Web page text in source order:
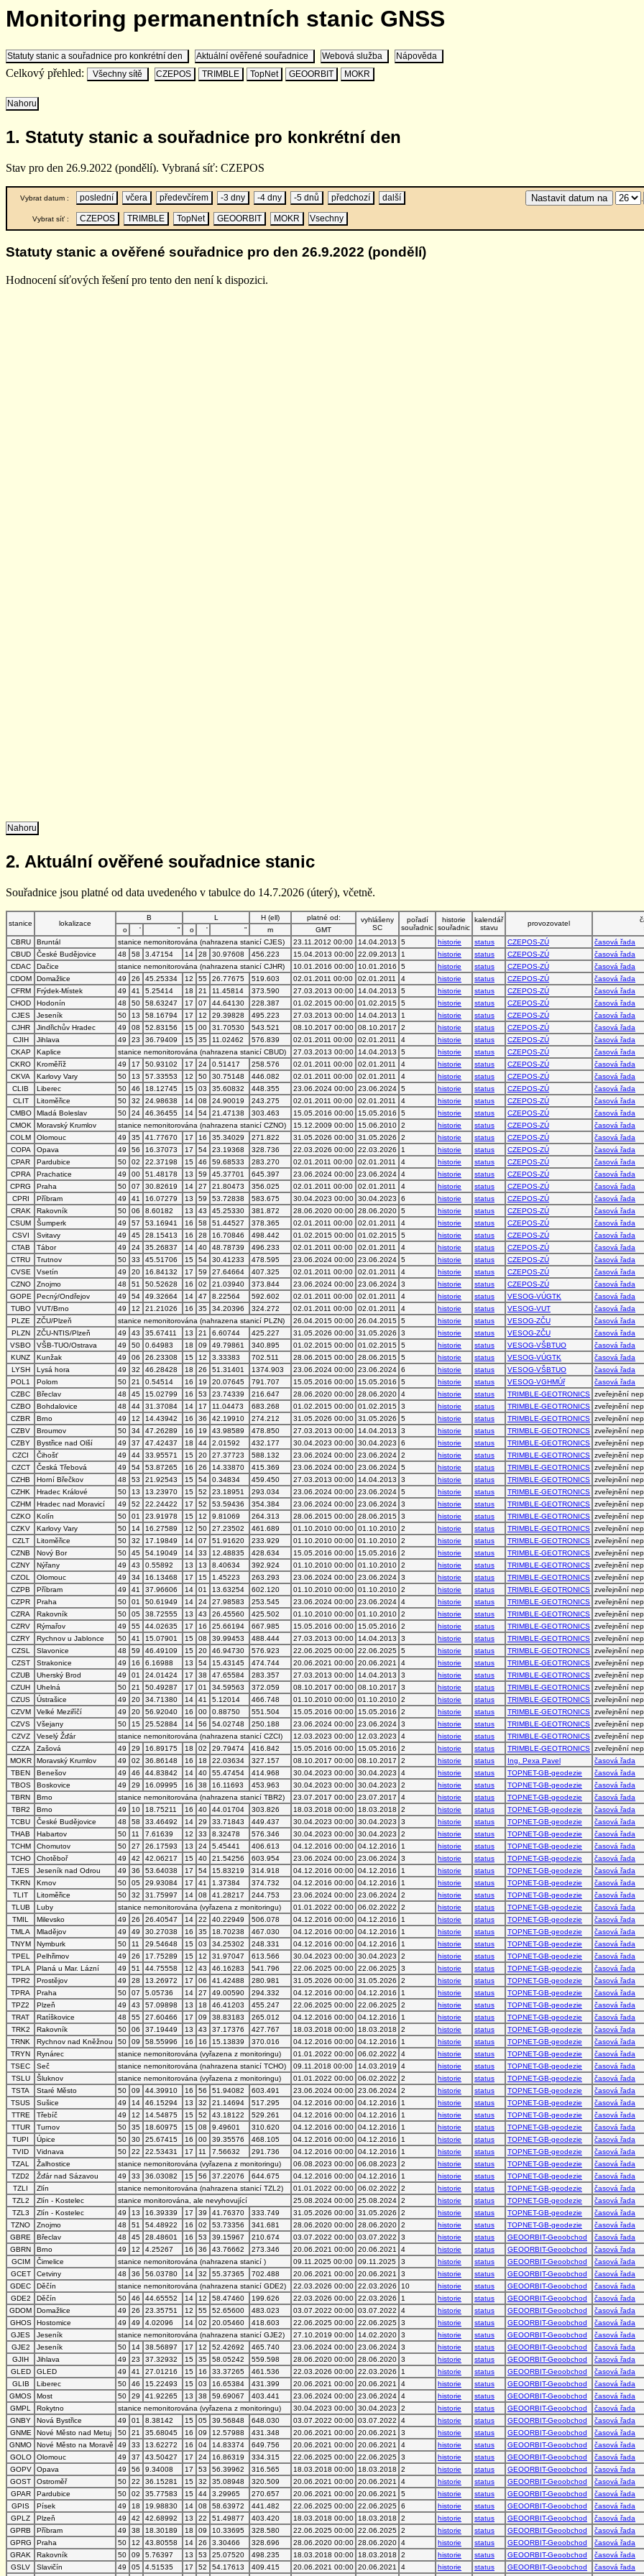
Monitoring permanentních stanic GNSS
Statuty stanic a souřadnice pro konkrétní den Aktuální ověřené souřadnice Webová služba Nápověda
Celkový přehled: Všechny sítě CZEPOS TRIMBLE TopNet GEOORBIT MOKR
Nahoru
1. Statuty stanic a souřadnice pro konkrétní den
Stav pro den 26.9.2022 (pondělí). Vybraná síť: CZEPOS
Vybrat datum : poslední včera předevčírem -3 dny -4 dny -5 dnů předchozí další .
Vybrat síť : CZEPOS TRIMBLE TopNet GEOORBIT MOKR Vsechny
Statuty stanic a ověřené souřadnice pro den 26.9.2022 (pondělí)
Hodnocení síťových řešení pro tento den není k dispozici.
Nahoru
2. Aktuální ověřené souřadnice stanic
Souřadnice jsou platné od data uvedeného v tabulce do 14.7.2026 (úterý), včetně.
stanice lokalizace
B L H (ell) platné od:
vyhlášeny
SC
pořadí
souřadnic
historie
souřadnic
kalendář
stavu
provozovatel
o ' " o ' " m
GMT
CBRU
Bruntál stanice nemonitorována (nahrazena stanicí CJES) 23.11.2012 00:00 14.04.2013 5 historie status CZEPOS-ZÚ
časová řada
CBUD
České Budějovice 48 58 3.47154 14 28 30.97608 456.223 15.04.2013 00:00 22.09.2013 1 historie status CZEPOS-ZÚ
časová řada
CDAC
Dačice stanice nemonitorována (nahrazena stanicí CJHR) 10.01.2016 00:00 10.01.2016 5 historie status CZEPOS-ZÚ
časová řada
CDOM
Domažlice 49 26 45.25334 12 55 26.77675 519.603 02.01.2011 00:00 02.01.2011 4 historie status CZEPOS-ZÚ
časová řada
CFRM
Frýdek-Místek 49 41 5.25414 18 21 11.45814 373.590 27.03.2013 00:00 14.04.2013 5 historie status CZEPOS-ZÚ
časová řada
CHOD
Hodonín 48 50 58.63247 17 07 44.64130 228.387 01.02.2015 00:00 01.02.2015 5 historie status CZEPOS-ZÚ
časová řada
CJES
Jeseník 50 13 58.16794 17 12 29.39828 495.223 27.03.2013 00:00 14.04.2013 1 historie status CZEPOS-ZÚ
časová řada
CJHR
Jindřichův Hradec 49 08 52.83156 15 00 31.70530 543.521 08.10.2017 00:00 08.10.2017 2 historie status CZEPOS-ZÚ
časová řada
CJIH
Jihlava 49 23 36.79409 15 35 11.02462 576.839 02.01.2011 00:00 02.01.2011 4 historie status CZEPOS-ZÚ
časová řada
CKAP
Kaplice stanice nemonitorována (nahrazena stanicí CBUD) 27.03.2013 00:00 14.04.2013 5 historie status CZEPOS-ZÚ
časová řada
CKRO
Kroměříž 49 17 50.93102 17 24 0.51417 258.576 02.01.2011 00:00 02.01.2011 4 historie status CZEPOS-ZÚ
časová řada
CKVA
Karlovy Vary 50 13 57.33553 12 50 30.75148 446.082 02.01.2011 00:00 02.01.2011 4 historie status CZEPOS-ZÚ
časová řada
CLIB
Liberec 50 46 18.12745 15 03 35.60832 448.355 23.06.2024 00:00 23.06.2024 5 historie status CZEPOS-ZÚ
časová řada
CLIT
Litoměřice 50 32 24.98638 14 08 24.90019 243.275 02.01.2011 00:00 02.01.2011 4 historie status CZEPOS-ZÚ
časová řada
CMBO
Mladá Boleslav 50 24 46.36455 14 54 21.47138 303.463 15.05.2016 00:00 15.05.2016 5 historie status CZEPOS-ZÚ
časová řada
CMOK
Moravský Krumlov stanice nemonitorována (nahrazena stanicí CZNO) 15.12.2009 00:00 15.06.2010 2 historie status CZEPOS-ZÚ
časová řada
COLM
Olomouc 49 35 41.77670 17 16 35.34029 271.822 31.05.2026 00:00 31.05.2026 2 historie status CZEPOS-ZÚ
časová řada
COPA
Opava 49 56 16.37073 17 54 23.19368 328.736 22.03.2026 00:00 22.03.2026 1 historie status CZEPOS-ZÚ
časová řada
CPAR
Pardubice 50 02 22.37198 15 46 59.68533 283.270 02.01.2011 00:00 02.01.2011 4 historie status CZEPOS-ZÚ
časová řada
CPRA
Prachatice 49 00 51.48178 13 59 45.37701 645.397 23.06.2024 00:00 23.06.2024 4 historie status CZEPOS-ZÚ
časová řada
CPRG
Praha 50 07 30.82619 14 27 21.80473 356.025 02.01.2011 00:00 02.01.2011 4 historie status CZEPOS-ZÚ
časová řada
CPRI
Příbram 49 41 16.07279 13 59 53.72838 583.675 30.04.2023 00:00 30.04.2023 6 historie status CZEPOS-ZÚ
časová řada
CRAK
Rakovník 50 06 8.60182 13 43 45.25330 381.872 28.06.2020 00:00 28.06.2020 5 historie status CZEPOS-ZÚ
časová řada
CSUM
Šumperk 49 57 53.16941 16 58 51.44527 378.365 02.01.2011 00:00 02.01.2011 4 historie status CZEPOS-ZÚ
časová řada
CSVI
Svitavy 49 45 28.15413 16 28 16.70846 498.442 01.02.2015 00:00 01.02.2015 5 historie status CZEPOS-ZÚ
časová řada
CTAB
Tábor 49 24 35.26837 14 40 48.78739 496.233 02.01.2011 00:00 02.01.2011 4 historie status CZEPOS-ZÚ
časová řada
CTRU
Trutnov 50 33 45.51706 15 54 30.41233 478.595 23.06.2024 00:00 23.06.2024 5 historie status CZEPOS-ZÚ
časová řada
CVSE
Vsetín 49 20 16.84132 17 59 27.64664 407.325 02.01.2011 00:00 02.01.2011 4 historie status CZEPOS-ZÚ
časová řada
CZNO
Znojmo 48 51 50.52628 16 02 21.03940 373.844 23.06.2024 00:00 23.06.2024 3 historie status CZEPOS-ZÚ
časová řada
GOPE
Pecný/Ondřejov 49 54 49.32664 14 47 8.22564 592.602 02.01.2011 00:00 02.01.2011 4 historie status VESOG-VÚGTK
časová řada
TUBO
VUT/Brno 49 12 21.21026 16 35 34.20396 324.272 02.01.2011 00:00 02.01.2011 4 historie status VESOG-VUT
časová řada
PLZE
ZČU/Plzeň stanice nemonitorována (nahrazena stanicí PLZN) 26.04.2015 00:00 26.04.2015 5 historie status VESOG-ZČU
časová řada
PLZN
ZČU-NTIS/Plzeň 49 43 35.67411 13 21 6.60744 425.227 31.05.2026 00:00 31.05.2026 3 historie status VESOG-ZČU
časová řada
VSBO
VŠB-TUO/Ostrava 49 50 0.64983 18 09 49.79861 340.895 01.02.2015 00:00 01.02.2015 5 historie status VESOG-VŠBTUO
časová řada
KUNZ
Kunžak 49 06 26.23308 15 12 3.33383 702.511 28.06.2015 00:00 28.06.2015 5 historie status VESOG-VÚGTK
časová řada
LYSH
Lysá hora 49 32 46.28428 18 26 51.31401 1374.903 23.06.2024 00:00 23.06.2024 6 historie status VESOG-VŠBTUO
časová řada
POL1
Polom 50 21 0.54514 16 19 20.07645 791.707 15.05.2016 00:00 15.05.2016 5 historie status VESOG-VGHMÚř
časová řada
CZBC
Břeclav 48 45 15.02799 16 53 23.74339 216.647 28.06.2020 00:00 28.06.2020 4 historie status TRIMBLE-GEOTRONICS zveřejnění
CZBO
Bohdalovice 48 44 31.37084 14 17 11.04473 683.268 01.02.2015 00:00 01.02.2015 3 historie status TRIMBLE-GEOTRONICS zveřejnění
CZBR
Brno 49 12 14.43942 16 36 42.19910 274.212 31.05.2026 00:00 31.05.2026 5 historie status TRIMBLE-GEOTRONICS zveřejnění
CZBV
Broumov 50 34 47.26289 16 19 43.98589 478.850 27.03.2013 00:00 14.04.2013 3 historie status TRIMBLE-GEOTRONICS zveřejnění
CZBY
Bystřice nad Olší 49 37 47.42437 18 44 2.01592 432.177 30.04.2023 00:00 30.04.2023 6 historie status TRIMBLE-GEOTRONICS zveřejnění
CZCI
Čihošť 49 44 33.95571 15 20 27.37723 588.132 23.06.2024 00:00 23.06.2024 2 historie status TRIMBLE-GEOTRONICS zveřejnění
CZCT
Česká Třebová 49 54 53.87265 16 26 14.33870 415.369 23.06.2024 00:00 23.06.2024 5 historie status TRIMBLE-GEOTRONICS zveřejnění
CZHB
Horní Břečkov 48 53 21.92543 15 54 0.34834 459.450 27.03.2013 00:00 14.04.2013 3 historie status TRIMBLE-GEOTRONICS zveřejnění
CZHK
Hradec Králové 50 13 13.23970 15 52 23.18951 293.034 23.06.2024 00:00 23.06.2024 5 historie status TRIMBLE-GEOTRONICS zveřejnění
CZHM
Hradec nad Moravicí 49 52 22.24422 17 52 53.59436 354.384 23.06.2024 00:00 23.06.2024 3 historie status TRIMBLE-GEOTRONICS zveřejnění
CZKO
Kolín 50 01 23.91978 15 12 9.81069 264.313 28.06.2015 00:00 28.06.2015 3 historie status TRIMBLE-GEOTRONICS zveřejnění
CZKV
Karlovy Vary 50 14 16.27589 12 50 27.23502 461.689 01.10.2010 00:00 01.10.2010 2 historie status TRIMBLE-GEOTRONICS zveřejnění
CZLT
Litoměřice 50 32 17.19849 14 07 51.91620 233.929 01.10.2010 00:00 01.10.2010 2 historie status TRIMBLE-GEOTRONICS zveřejnění
CZNB
Nový Bor 50 45 54.19049 14 33 12.48835 428.634 15.05.2016 00:00 15.05.2016 2 historie status TRIMBLE-GEOTRONICS zveřejnění
CZNY
Nýřany 49 43 0.55892 13 13 8.40634 392.924 01.10.2010 00:00 01.10.2010 2 historie status TRIMBLE-GEOTRONICS zveřejnění
CZOL
Olomouc 49 34 16.13468 17 15 1.45223 263.293 23.06.2024 00:00 23.06.2024 3 historie status TRIMBLE-GEOTRONICS zveřejnění
CZPB
Příbram 49 41 37.96606 14 01 13.63254 602.120 01.10.2010 00:00 01.10.2010 2 historie status TRIMBLE-GEOTRONICS zveřejnění
CZPR
Praha 50 01 50.61949 14 24 27.98583 253.545 23.06.2024 00:00 23.06.2024 4 historie status TRIMBLE-GEOTRONICS zveřejnění
CZRA
Rakovník 50 05 38.72555 13 43 26.45560 425.502 01.10.2010 00:00 01.10.2010 2 historie status TRIMBLE-GEOTRONICS zveřejnění
CZRV
Rýmařov 49 55 44.02635 17 16 25.66194 667.985 15.05.2016 00:00 15.05.2016 2 historie status TRIMBLE-GEOTRONICS zveřejnění
CZRY
Rychnov u Jablonce 50 41 15.07901 15 08 39.99453 488.444 27.03.2013 00:00 14.04.2013 3 historie status TRIMBLE-GEOTRONICS zveřejnění
CZSL
Slavonice 48 59 46.49109 15 20 46.94730 576.923 22.06.2025 00:00 22.06.2025 5 historie status TRIMBLE-GEOTRONICS zveřejnění
CZST
Strakonice 49 16 6.16988 13 54 15.43145 474.744 20.06.2021 00:00 20.06.2021 4 historie status TRIMBLE-GEOTRONICS zveřejnění
CZUB
Uherský Brod 49 01 24.01424 17 38 47.65584 283.357 27.03.2013 00:00 14.04.2013 3 historie status TRIMBLE-GEOTRONICS zveřejnění
CZUH
Uhelná 50 21 50.49287 17 01 34.59563 372.059 08.10.2017 00:00 08.10.2017 3 historie status TRIMBLE-GEOTRONICS zveřejnění
CZUS
Ústrašice 49 20 34.71380 14 41 5.12014 466.748 01.10.2010 00:00 01.10.2010 2 historie status TRIMBLE-GEOTRONICS zveřejnění
CZVM
Velké Meziříčí 49 20 56.92040 16 00 0.88750 551.504 15.05.2016 00:00 15.05.2016 2 historie status TRIMBLE-GEOTRONICS zveřejnění
CZVS
Všejany 50 15 25.52884 14 56 54.02748 250.188 23.06.2024 00:00 23.06.2024 3 historie status TRIMBLE-GEOTRONICS zveřejnění
CZVZ
Veselý Žďár stanice nemonitorována (nahrazena stanicí CZCI) 12.03.2023 00:00 12.03.2023 4 historie status TRIMBLE-GEOTRONICS zveřejnění
CZZA
Zašová 49 29 16.89175 18 02 29.79474 416.842 15.05.2016 00:00 15.05.2016 2 historie status TRIMBLE-GEOTRONICS zveřejnění
MOKR
Moravský Krumlov 49 02 36.86148 16 18 22.03634 327.157 08.10.2017 00:00 08.10.2017 2 historie status Ing. Pexa Pavel
časová řada
TBEN
Benešov 49 46 44.83842 14 40 55.47454 414.968 30.04.2023 00:00 30.04.2023 4 historie status TOPNET-GB-geodezie
časová řada
TBOS
Boskovice 49 29 16.09995 16 38 16.11693 453.963 30.04.2023 00:00 30.04.2023 2 historie status TOPNET-GB-geodezie
časová řada
TBRN
Brno stanice nemonitorována (nahrazena stanicí TBR2) 23.07.2017 00:00 23.07.2017 4 historie status TOPNET-GB-geodezie
časová řada
TBR2
Brno 49 10 18.75211 16 40 44.01704 303.826 18.03.2018 00:00 18.03.2018 2 historie status TOPNET-GB-geodezie
časová řada
TCBU
České Budějovice 48 58 33.46492 14 29 33.71843 449.437 30.04.2023 00:00 30.04.2023 3 historie status TOPNET-GB-geodezie
časová řada
THAB
Habartov 50 11 7.61639 12 33 8.32478 576.346 30.04.2023 00:00 30.04.2023 2 historie status TOPNET-GB-geodezie
časová řada
TCHM
Chomutov 50 27 26.17593 13 24 5.45441 406.613 04.12.2016 00:00 04.12.2016 1 historie status TOPNET-GB-geodezie
časová řada
TCHO
Chotěboř 49 42 42.06217 15 40 21.54256 603.954 23.06.2024 00:00 23.06.2024 3 historie status TOPNET-GB-geodezie
časová řada
TJES
Jeseník nad Odrou 49 36 53.64038 17 54 15.83219 314.918 04.12.2016 00:00 04.12.2016 1 historie status TOPNET-GB-geodezie
časová řada
TKRN
Krnov 50 05 29.93084 17 41 1.37384 374.732 04.12.2016 00:00 04.12.2016 1 historie status TOPNET-GB-geodezie
časová řada
TLIT
Litoměřice 50 32 31.75997 14 08 41.28217 244.753 23.06.2024 00:00 23.06.2024 2 historie status TOPNET-GB-geodezie
časová řada
TLUB
Luby stanice nemonitorována (vyřazena z monitoringu) 01.01.2022 00:00 06.02.2022 2 historie status TOPNET-GB-geodezie
časová řada
TMIL
Milevsko 49 26 26.40547 14 22 40.22949 506.078 04.12.2016 00:00 04.12.2016 1 historie status TOPNET-GB-geodezie
časová řada
TMLA
Mladějov 49 49 30.27038 16 35 18.70238 467.030 04.12.2016 00:00 04.12.2016 1 historie status TOPNET-GB-geodezie
časová řada
TNYM
Nymburk 50 11 29.54648 15 03 34.25302 248.331 04.12.2016 00:00 04.12.2016 1 historie status TOPNET-GB-geodezie
časová řada
TPEL
Pelhřimov 49 26 17.75289 15 12 31.97047 613.566 30.04.2023 00:00 30.04.2023 2 historie status TOPNET-GB-geodezie
časová řada
TPLA
Planá u Mar. Lázní 49 51 44.75558 12 43 46.16283 541.796 22.06.2025 00:00 22.06.2025 3 historie status TOPNET-GB-geodezie
časová řada
TPR2
Prostějov 49 28 13.26972 17 06 41.42488 280.981 31.05.2026 00:00 31.05.2026 2 historie status TOPNET-GB-geodezie
časová řada
TPRA
Praha 50 07 5.05736 14 27 49.00590 294.332 04.12.2016 00:00 04.12.2016 1 historie status TOPNET-GB-geodezie
časová řada
TPZ2
Plzeň 49 43 57.09898 13 18 46.41203 455.247 22.06.2025 00:00 22.06.2025 2 historie status TOPNET-GB-geodezie
časová řada
TRAT
Ratíškovice 48 55 27.60466 17 09 38.83183 265.012 04.12.2016 00:00 04.12.2016 1 historie status TOPNET-GB-geodezie
časová řada
TRK2
Rakovník 50 06 37.19449 13 43 37.17376 427.767 18.03.2018 00:00 18.03.2018 2 historie status TOPNET-GB-geodezie
časová řada
TRNK
Rychnov nad Kněžnou 50 09 58.55996 16 16 15.13839 370.016 04.12.2016 00:00 04.12.2016 1 historie status TOPNET-GB-geodezie
časová řada
TRYN
Rynárec stanice nemonitorována (vyřazena z monitoringu) 01.01.2022 00:00 06.02.2022 4 historie status TOPNET-GB-geodezie
časová řada
TSEC
Seč stanice nemonitorována (nahrazena stanicí TCHO) 09.11.2018 00:00 14.03.2019 4 historie status TOPNET-GB-geodezie
časová řada
TSLU
Šluknov stanice nemonitorována (vyřazena z monitoringu) 01.01.2022 00:00 06.02.2022 2 historie status TOPNET-GB-geodezie
časová řada
TSTA
Staré Město 50 09 44.39910 16 56 51.94082 603.491 23.06.2024 00:00 23.06.2024 2 historie status TOPNET-GB-geodezie
časová řada
TSUS
Sušice 49 14 46.15294 13 32 21.14694 517.295 04.12.2016 00:00 04.12.2016 1 historie status TOPNET-GB-geodezie
časová řada
TTRE
Třebíč 49 12 14.54875 15 52 43.18122 529.261 04.12.2016 00:00 04.12.2016 1 historie status TOPNET-GB-geodezie
časová řada
TTUR
Turnov 50 35 18.60975 15 08 9.49601 310.620 04.12.2016 00:00 04.12.2016 1 historie status TOPNET-GB-geodezie
časová řada
TUPI
Úpice 50 30 25.67415 16 00 39.35576 468.105 04.12.2016 00:00 04.12.2016 1 historie status TOPNET-GB-geodezie
časová řada
TVID
Vidnava 50 22 22.53431 17 11 7.56632 291.736 04.12.2016 00:00 04.12.2016 1 historie status TOPNET-GB-geodezie
časová řada
TZAL
Žalhostice stanice nemonitorována (vyřazena z monitoringu) 06.08.2023 00:00 06.08.2023 2 historie status TOPNET-GB-geodezie
časová řada
TZD2
Žďár nad Sázavou 49 33 36.03082 15 56 37.22076 644.675 04.12.2016 00:00 04.12.2016 1 historie status TOPNET-GB-geodezie
časová řada
TZLI
Zlín stanice nemonitorována (nahrazena stanicí TZL2) 01.01.2022 00:00 06.02.2022 2 historie status TOPNET-GB-geodezie
časová řada
TZL2
Zlín - Kostelec stanice monitorována, ale nevyhovující 25.08.2024 00:00 25.08.2024 2 historie status TOPNET-GB-geodezie
časová řada
TZL3
Zlín - Kostelec 49 13 16.39339 17 39 41.76370 333.749 31.05.2026 00:00 31.05.2026 2 historie status TOPNET-GB-geodezie
časová řada
TZNO
Znojmo 48 51 54.48922 16 02 53.73356 341.681 28.06.2020 00:00 28.06.2020 2 historie status TOPNET-GB-geodezie
časová řada
GBRE
Břeclav 48 45 28.48601 16 53 39.15967 210.674 03.07.2022 00:00 03.07.2022 3 historie status GEOORBIT-Geoobchod
časová řada
GBRN
Brno 49 12 4.25267 16 36 43.76662 273.346 20.06.2021 00:00 20.06.2021 4 historie status GEOORBIT-Geoobchod
časová řada
GCIM
Čimelice stanice nemonitorována (nahrazena stanicí ) 09.11.2025 00:00 09.11.2025 3 historie status GEOORBIT-Geoobchod
časová řada
GCET
Cetviny 48 36 56.03780 14 32 55.37365 702.488 20.06.2021 00:00 20.06.2021 3 historie status GEOORBIT-Geoobchod
časová řada
GDEC
Děčín stanice nemonitorována (nahrazena stanicí GDE2) 22.03.2026 00:00 22.03.2026 10 historie status GEOORBIT-Geoobchod
časová řada
GDE2
Děčín 50 46 44.65552 14 12 58.47460 199.626 22.03.2026 00:00 22.03.2026 1 historie status GEOORBIT-Geoobchod
časová řada
GDOM
Domažlice 49 26 23.35751 12 55 52.65600 483.023 03.07.2022 00:00 03.07.2022 4 historie status GEOORBIT-Geoobchod
časová řada
GHOS
Hostomice 49 49 4.02096 14 02 20.05460 418.603 22.06.2025 00:00 22.06.2025 3 historie status GEOORBIT-Geoobchod
časová řada
GJES
Jeseník stanice nemonitorována (nahrazena stanicí GJE2) 27.10.2019 00:00 14.02.2020 3 historie status GEOORBIT-Geoobchod
časová řada
GJE2
Jeseník 50 14 38.56897 17 12 52.42692 465.740 23.06.2024 00:00 23.06.2024 3 historie status GEOORBIT-Geoobchod
časová řada
GJIH
Jihlava 49 23 37.32932 15 35 58.05242 559.598 28.06.2020 00:00 28.06.2020 3 historie status GEOORBIT-Geoobchod
časová řada
GLED
GLED 49 41 27.01216 15 16 33.37265 461.536 22.03.2026 00:00 22.03.2026 1 historie status GEOORBIT-Geoobchod
časová řada
GLIB
Liberec 50 46 15.22493 15 03 16.65384 431.399 20.06.2021 00:00 20.06.2021 4 historie status GEOORBIT-Geoobchod
časová řada
GMOS
Most 50 29 41.92265 13 38 59.69067 403.441 23.06.2024 00:00 23.06.2024 4 historie status GEOORBIT-Geoobchod
časová řada
GMPL
Rokytno stanice nemonitorována (vyřazena z monitoringu) 30.04.2023 00:00 30.04.2023 2 historie status GEOORBIT-Geoobchod
časová řada
GNBY
Nová Bystřice 49 01 8.38142 15 05 39.56848 648.030 03.07.2022 00:00 03.07.2022 4 historie status GEOORBIT-Geoobchod
časová řada
GNME
Nové Město nad Metuj 50 21 35.68045 16 09 12.57988 431.348 20.06.2021 00:00 20.06.2021 3 historie status GEOORBIT-Geoobchod
časová řada
GNMO
Nové Město na Moravě 49 33 13.62272 16 04 14.83374 649.756 20.06.2021 00:00 20.06.2021 4 historie status GEOORBIT-Geoobchod
časová řada
GOLO
Olomouc 49 37 43.50427 17 24 16.86319 334.315 22.06.2025 00:00 22.06.2025 3 historie status GEOORBIT-Geoobchod
časová řada
GOPV
Opava 49 56 9.34008 17 53 56.39962 316.565 18.03.2018 00:00 18.03.2018 2 historie status GEOORBIT-Geoobchod
časová řada
GOST
Ostroměř 50 22 36.15281 15 32 35.08948 320.509 20.06.2021 00:00 20.06.2021 4 historie status GEOORBIT-Geoobchod
časová řada
GPAR
Pardubice 50 02 35.77583 15 44 3.29965 270.657 20.06.2021 00:00 20.06.2021 5 historie status GEOORBIT-Geoobchod
časová řada
GPIS
Písek 49 18 19.98830 14 08 58.63972 441.482 22.06.2025 00:00 22.06.2025 6 historie status GEOORBIT-Geoobchod
časová řada
GPLZ
Plzeň 49 42 42.68992 13 22 51.49877 403.420 18.03.2018 00:00 18.03.2018 2 historie status GEOORBIT-Geoobchod
časová řada
GPRB
Příbram 49 38 18.30189 18 09 10.33695 328.580 22.06.2025 00:00 22.06.2025 2 historie status GEOORBIT-Geoobchod
časová řada
GPRG
Praha 50 12 43.80558 14 26 3.30466 328.696 28.06.2020 00:00 28.06.2020 4 historie status GEOORBIT-Geoobchod
časová řada
GRAK
Rakovník 50 09 5.76397 13 53 25.07520 498.235 18.03.2018 00:00 18.03.2018 2 historie status GEOORBIT-Geoobchod
časová řada
GSLV
Slavičín 49 05 4.51535 17 52 54.17613 409.415 20.06.2021 00:00 20.06.2021 4 historie status GEOORBIT-Geoobchod
časová řada